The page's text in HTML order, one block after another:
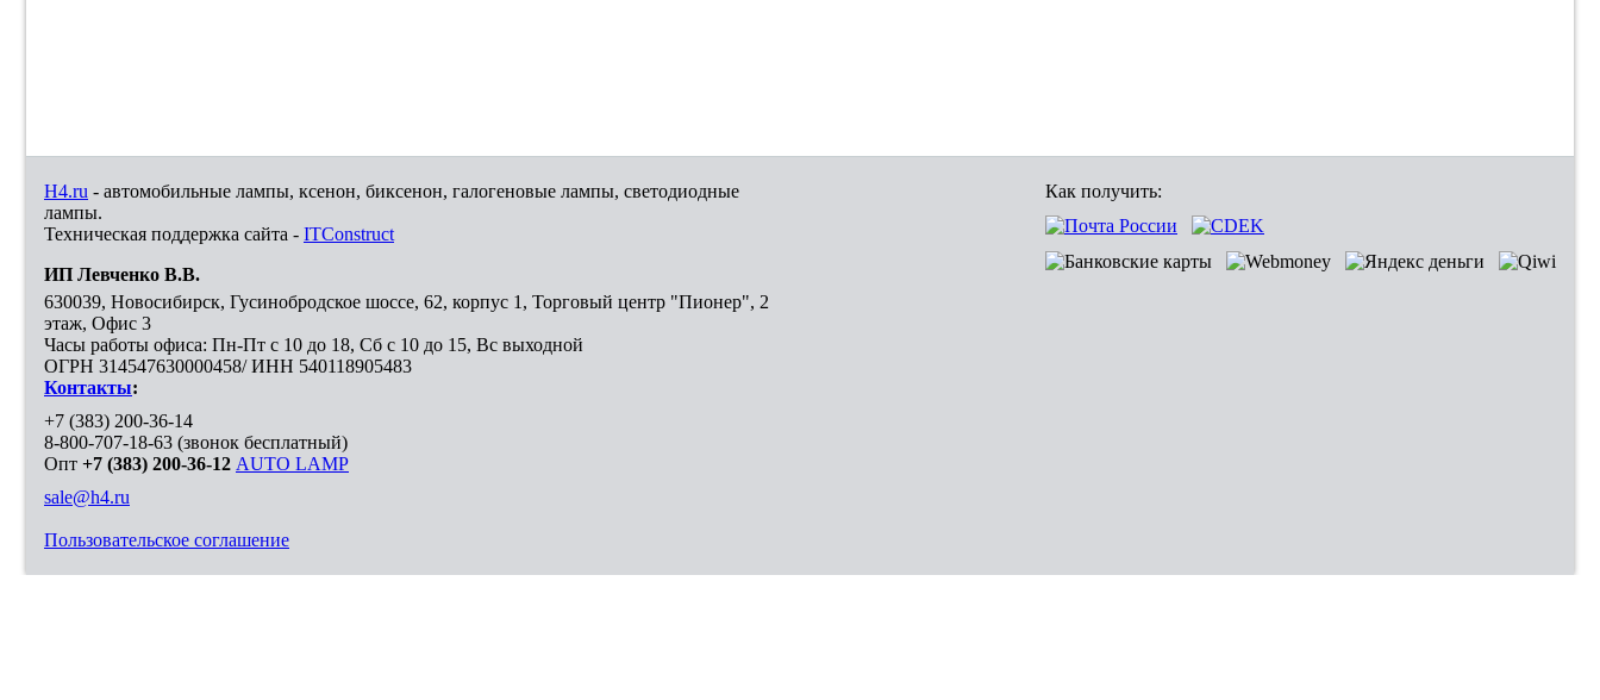
H4.ru - автомобильные лампы, ксенон, биксенон, галогеновые лампы, светодиодные
лампы.
Техническая поддержка сайта - ITConstruct
ИП Левченко В.В.
630039, Новосибирск, Гусинобродское шоссе, 62, корпус 1, Торговый центр "Пионер", 2
этаж, Офис 3
Часы работы офиса: Пн-Пт с 10 до 18, Сб с 10 до 15, Вс выходной
ОГРН 314547630000458/ ИНН 540118905483
Контакты:
+7 (383) 200-36-14
8-800-707-18-63 (звонок бесплатный)
Опт +7 (383) 200-36-12 AUTO LAMP
sale@h4.ru
Пользовательское соглашение
Как получить: